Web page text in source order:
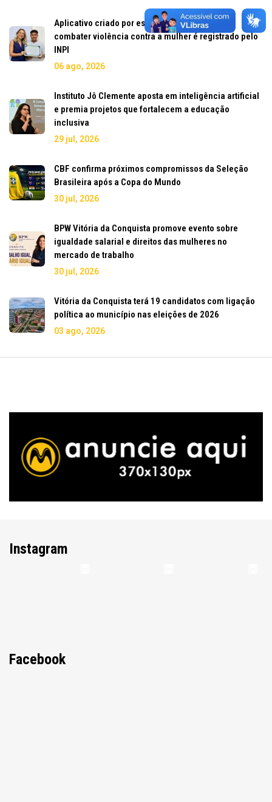
Aplicativo criado por estudante do IFBA para
combater violência contra a mulher é registrado pelo
INPI
06 ago, 2026
Instituto Jô Clemente aposta em inteligência artificial
e premia projetos que fortalecem a educação
inclusiva
29 jul, 2026
CBF confirma próximos compromissos da Seleção
Brasileira após a Copa do Mundo
30 jul, 2026
BPW Vitória da Conquista promove evento sobre
igualdade salarial e direitos das mulheres no
mercado de trabalho
30 jul, 2026
Vitória da Conquista terá 19 candidatos com ligação
política ao município nas eleições de 2026
03 ago, 2026
Instagram
Facebook